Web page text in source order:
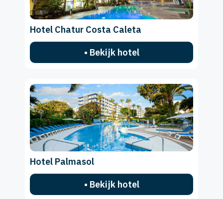
Hotel Chatur Costa Caleta
• Bekijk hotel
Hotel Palmasol
• Bekijk hotel